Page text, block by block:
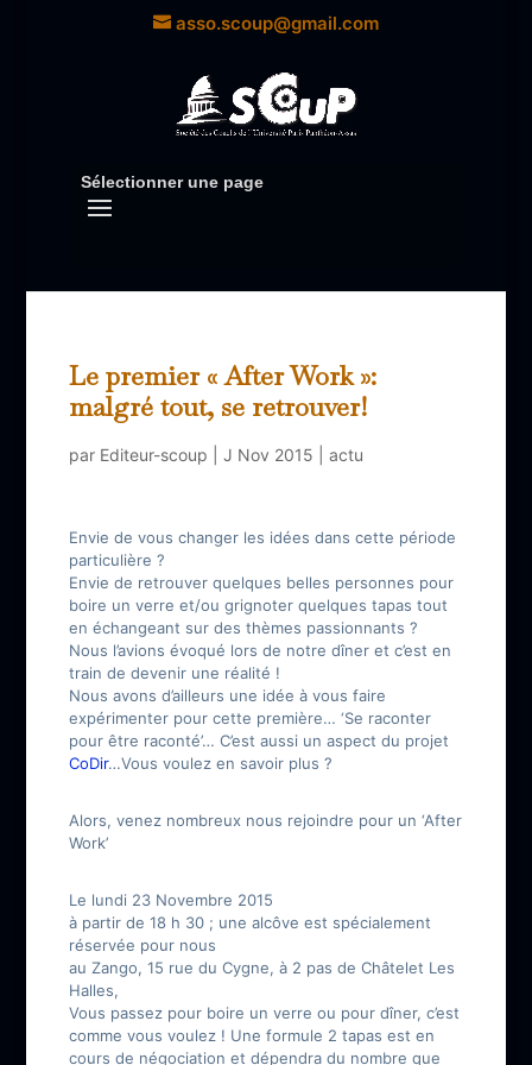
asso.scoup@gmail.com
Sélectionner une page
Le premier « After Work »:
malgré tout, se retrouver!
par Editeur-scoup J Nov 2015 actu
Envie de vous changer les idées dans cette période
particulière ?
Envie de retrouver quelques belles personnes pour
boire un verre et/ou grignoter quelques tapas tout
en échangeant sur des thèmes passionnants ?
Nous l’avions évoqué lors de notre dîner et c’est en
train de devenir une réalité !
Nous avons d’ailleurs une idée à vous faire
expérimenter pour cette première… ‘Se raconter
pour être raconté’… C’est aussi un aspect du projet
CoDir…Vous voulez en savoir plus ?
Alors, venez nombreux nous rejoindre pour un ‘After
Work’
Le lundi 23 Novembre 2015
à partir de 18 h 30 ; une alcôve est spécialement
réservée pour nous
au Zango, 15 rue du Cygne, à 2 pas de Châtelet Les
Halles,
Vous passez pour boire un verre ou pour dîner, c’est
comme vous voulez ! Une formule 2 tapas est en
cours de négociation et dépendra du nombre que